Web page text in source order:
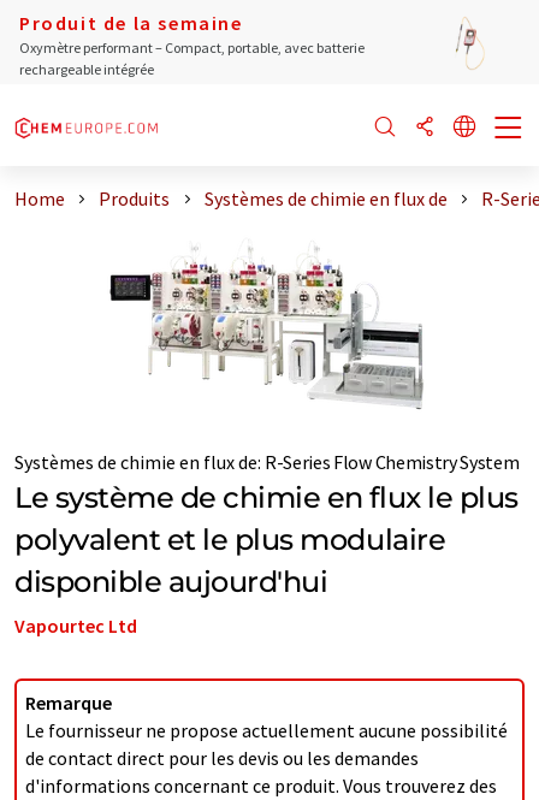
Produit de la semaine
Oxymètre performant – Compact, portable, avec batterie
rechargeable intégrée
Home Produits Systèmes de chimie en flux de R-
Systèmes de chimie en flux de: R-Series Flow Chemistry System
Le système de chimie en flux le plus
polyvalent et le plus modulaire
disponible aujourd'hui
Vapourtec Ltd
Remarque
Le fournisseur ne propose actuellement aucune possibilité
de contact direct pour les devis ou les demandes
d'informations concernant ce produit. Vous trouverez des